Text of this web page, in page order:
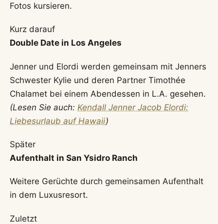
Fotos kursieren.
Kurz darauf
Double Date in Los Angeles
Jenner und Elordi werden gemeinsam mit Jenners
Schwester Kylie und deren Partner Timothée
Chalamet bei einem Abendessen in L.A. gesehen.
(Lesen Sie auch: Kendall Jenner Jacob Elordi:
Liebesurlaub auf Hawaii)
Später
Aufenthalt in San Ysidro Ranch
Weitere Gerüchte durch gemeinsamen Aufenthalt
in dem Luxusresort.
Zuletzt